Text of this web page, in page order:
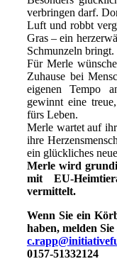
verbringen darf.
Luft und robbt
Gras – ein
Schmunzeln bringt.
Für Merle
Zuhause bei
eigenen Tempo
gewinnt eine
fürs Leben.
Merle wartet auf
ihre
ein glückliches
Merle wird
mit EU-
vermittelt.
Wenn Sie ein
haben, melden
0157-51332124